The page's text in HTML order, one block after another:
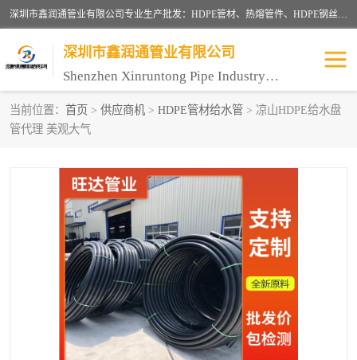
深圳市鑫润通管业有限公司专业生产批发：HDPE管材、热熔管件、HDPE钢丝骨架管、电熔管件、HDPE双壁波纹管、MPP电力管、井盖、PVC管材管件、PPR管材管件等；公司自创建以来，始终秉承“团结、务实、创新、守信”的服务宗旨，凭借专业的服务以及多年的勤奋拼搏，发展成为一家专业销售各种管材管件，绝缘电工套管及配件等系列产品的贸易公司。
深圳市鑫润通管业有限公司
Shenzhen Xinruntong Pipe Industry Co., Ltd
当前位置： 首页 > 供应商机 > HDPE管材给水管 > 凉山HDPE给水盘
管代理 美观大气
HDPE管材给水管
HDPE双壁波纹管 HDPE电力通讯管
UPVC电力通讯管 MPP电力通信管
联塑PVC管 联塑PPR管
联塑PE管 联塑家装红蓝线管